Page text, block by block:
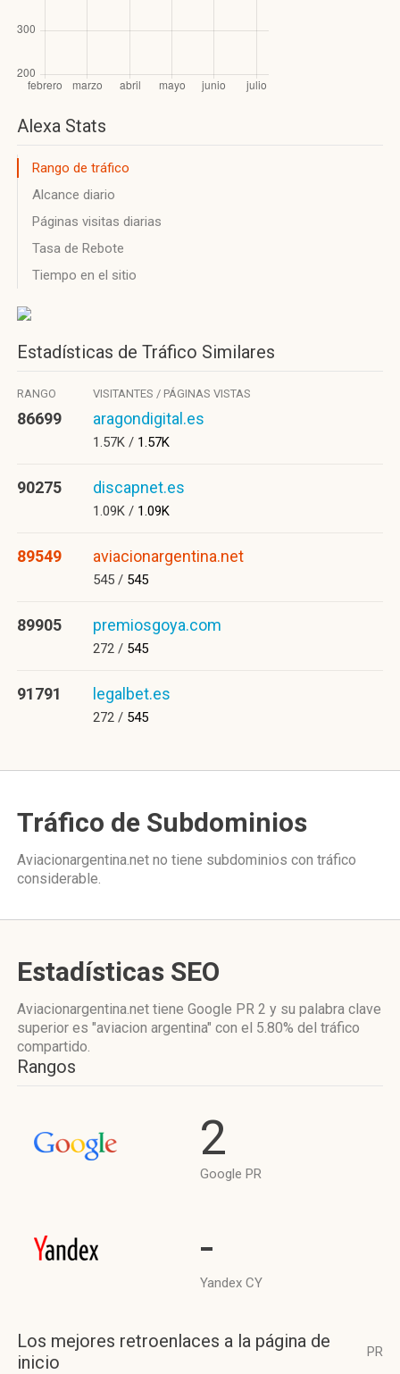
Alexa Stats
Rango de tráfico
Alcance diario
Páginas visitas diarias
Tasa de Rebote
Tiempo en el sitio
Estadísticas de Tráfico Similares
RANGO VISITANTES / PÁGINAS VISTAS
86699 aragondigital.es
1.57K / 1.57K
90275 discapnet.es
1.09K / 1.09K
89549 aviacionargentina.net
545 / 545
89905 premiosgoya.com
272 / 545
91791 legalbet.es
272 / 545
Tráfico de Subdominios
Aviacionargentina.net no tiene subdominios con tráfico
considerable.
Estadísticas SEO
Aviacionargentina.net tiene Google PR 2 y su palabra clave
superior es "aviacion argentina" con el 5.80% del tráfico
compartido.
Rangos
2
Google PR
-
Yandex CY
Los mejores retroenlaces a la página de
inicio
PR